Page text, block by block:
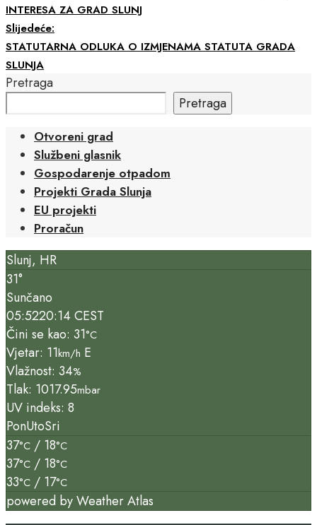
INTERESA ZA GRAD SLUNJ
Slijedeće:
STATUTARNA ODLUKA O IZMJENAMA STATUTA GRADA
SLUNJA
Pretraga
Pretraga
Otvoreni grad
Službeni glasnik
Gospodarenje otpadom
Projekti Grada Slunja
EU projekti
Proračun
Slunj, HR
31°
Sunčano
05:5220:14 CEST
Čini se kao: 31°C
Vjetar: 11km/h E
Vlažnost: 34%
Tlak: 1017.95mbar
UV indeks: 8
PonUtoSri
37°C / 18°C
37°C / 18°C
33°C / 17°C
powered byWeather Atlas